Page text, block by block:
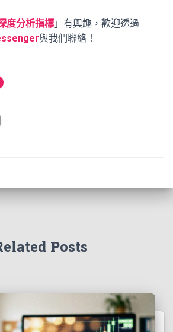
度分析指標 」有興趣，歡迎透過
與我們聯絡！
Posts